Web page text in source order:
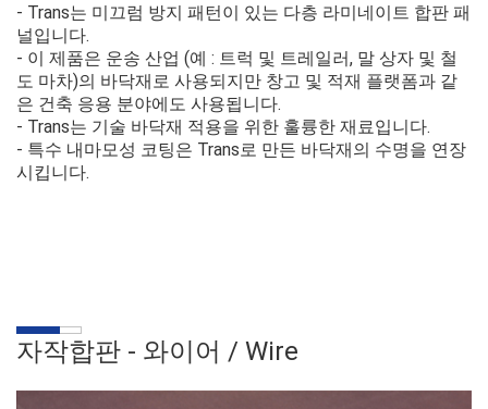
- Trans는 미끄럼 방지 패턴이 있는 다층 라미네이트 합판 패
널입니다.
- 이 제품은 운송 산업 (예 : 트럭 및 트레일러, 말 상자 및 철
도 마차)의 바닥재로 사용되지만 창고 및 적재 플랫폼과 같
은 건축 응용 분야에도 사용됩니다.
- Trans는 기술 바닥재 적용을 위한 훌륭한 재료입니다.
- 특수 내마모성 코팅은 Trans로 만든 바닥재의 수명을 연장
시킵니다.
자작합판 - 와이어 / Wire